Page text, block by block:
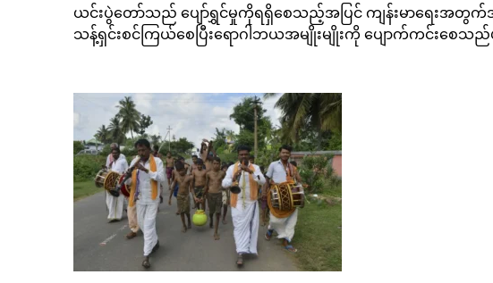
ယင်းပွဲတော်သည် ပျော်ရွှင်မှုကိုရရှိစေသည့်အပြင် ကျန်းမာရေး
သန့်ရှင်းစင်ကြယ်စေပြီးရောဂါဘယအမျိုးမျိုးကို ပျောက်ကင်းစ